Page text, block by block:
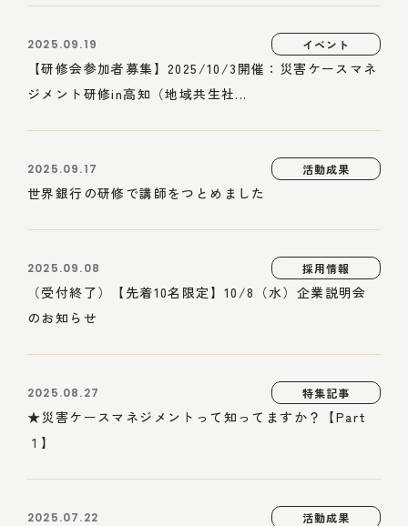
2025.09.19 イベント
【研修会参加者募集】2025/10/3開催：災害ケースマネ
ジメント研修in高知（地域共生社...
2025.09.17 活動成果
世界銀行の研修で講師をつとめました
2025.09.08 採用情報
（受付終了）【先着10名限定】10/8（水）企業説明会
のお知らせ
2025.08.27 特集記事
★災害ケースマネジメントって知ってますか？【Part
１】
2025.07.22 活動成果